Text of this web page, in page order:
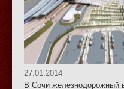
27.01.2014
В Сочи железнодорожный